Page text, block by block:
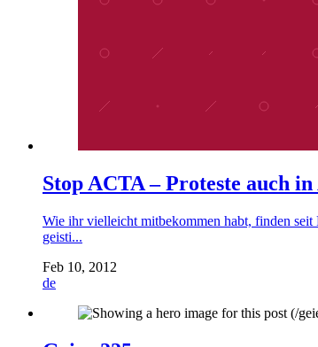
Stop ACTA – Proteste auch in
Wie ihr vielleicht mitbekommen habt, finden seit
geisti...
Feb 10, 2012
de